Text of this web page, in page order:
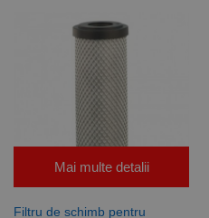
Mai multe detalii
Filtru de schimb pentru